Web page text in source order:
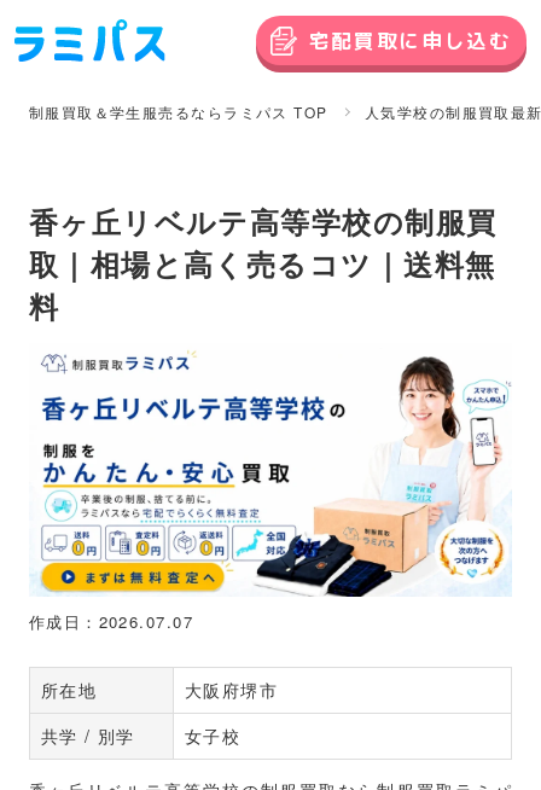
宅配買取に申し込む
制服買取＆学生服売るならラミパス TOP 人気学校の制服買取最
香ヶ丘リベルテ高等学校の制服買
取｜相場と高く売るコツ｜送料無
料
作成日：2026.07.07
所在地
大阪府堺市
共学 / 別学
女子校